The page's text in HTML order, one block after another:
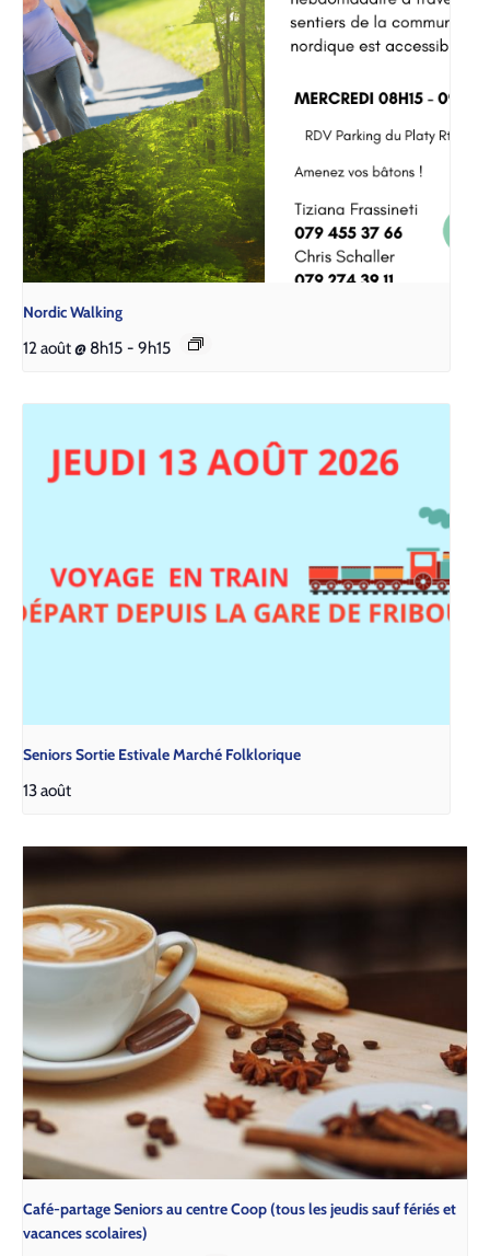
Nordic Walking
12 août @ 8h15 - 9h15
Seniors Sortie Estivale Marché Folklorique
13 août
Café-partage Seniors au centre Coop (tous les jeudis sauf fériés et
vacances scolaires)